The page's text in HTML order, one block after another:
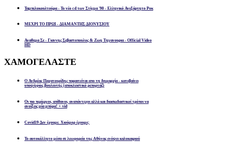
Ταμπελοκουλτούρα - Το νέο cd των Στίγμα '90 - Ελληνικό Ανεξάρτητο Ροκ
ΜΕΧΡΙ ΤΟ ΠΡΩΙ - ΔΙΑΜΑΝΤΗΣ ΔΙΟΝΥΣΙΟΥ
Αναθεμα Σε - Γιαννης Σεβαστοπουλος & Ζωη Τηγανουρια - Official Video
HD
ΧΑΜΟΓΕΛΑΣΤΕ
Ο Ανδρέας Παχατουρίδης παραιτείται απο τη δημαρχία - κατεβαίνει
υποψήφιος βουλευτής (αποκλειστικό ρεπορτάζ)
Οι πιο περίεργοι, απίθανοι, αναπάντεχοι αλλά και διασκεδαστικοί τρόποι να
ανοίξεις μία μπύρα! + vid
Covid19 Δεν έχουμε. Χιούμορ έχουμε;
Το αυτοκόλλητο μέσα σε λεωφορείο της Αθήνας ενόψει καλοκαιριού